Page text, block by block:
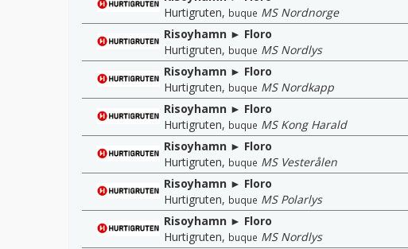
Hurtigruten, buque MS Nordnorge
Risoyhamn ► Floro
Hurtigruten, buque MS Nordlys
Risoyhamn ► Floro
Hurtigruten, buque MS Nordkapp
Risoyhamn ► Floro
Hurtigruten, buque MS Kong Harald
Risoyhamn ► Floro
Hurtigruten, buque MS Vesterålen
Risoyhamn ► Floro
Hurtigruten, buque MS Polarlys
Risoyhamn ► Floro
Hurtigruten, buque MS Nordlys